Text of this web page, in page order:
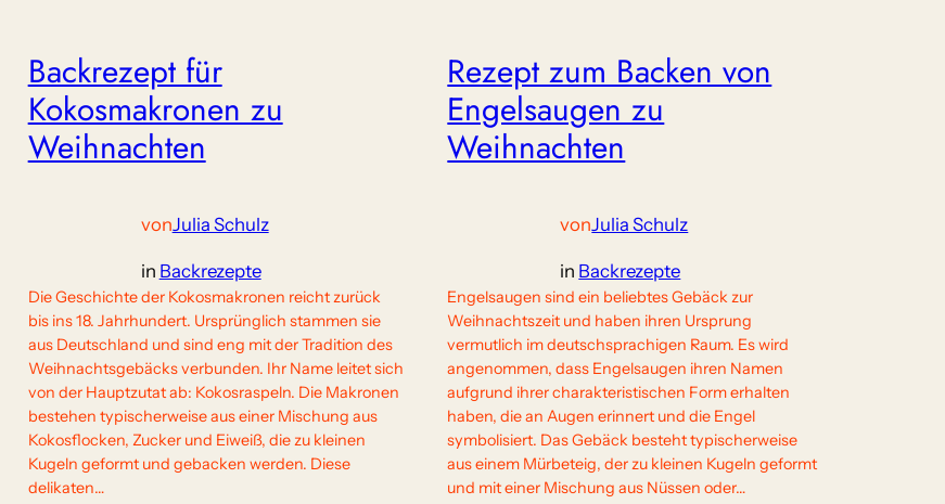
Backrezept für
Kokosmakronen zu
Weihnachten
vonJulia Schulz
in Backrezepte
Die Geschichte der Kokosmakronen reicht zurück
bis ins 18. Jahrhundert. Ursprünglich stammen sie
aus Deutschland und sind eng mit der Tradition des
Weihnachtsgebäcks verbunden. Ihr Name leitet sich
von der Hauptzutat ab: Kokosraspeln. Die Makronen
bestehen typischerweise aus einer Mischung aus
Kokosflocken, Zucker und Eiweiß, die zu kleinen
Kugeln geformt und gebacken werden. Diese
delikaten…
Rezept zum Backen von
Engelsaugen zu
Weihnachten
vonJulia Schulz
in Backrezepte
Engelsaugen sind ein beliebtes Gebäck zur
Weihnachtszeit und haben ihren Ursprung
vermutlich im deutschsprachigen Raum. Es wird
angenommen, dass Engelsaugen ihren Namen
aufgrund ihrer charakteristischen Form erhalten
haben, die an Augen erinnert und die Engel
symbolisiert. Das Gebäck besteht typischerweise
aus einem Mürbeteig, der zu kleinen Kugeln geformt
und mit einer Mischung aus Nüssen oder…